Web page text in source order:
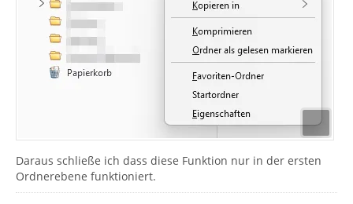
Daraus schließe ich dass diese Funktion nur in der ersten
Ordnerebene funktioniert.